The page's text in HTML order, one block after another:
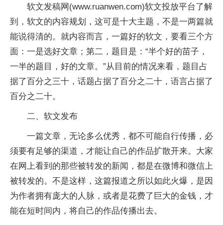
软文发稿网(www.ruanwen.com)软文投放平台了解
到，软文的内容规划，这可是十大主题，不是一两篇就
能说得清的。就内容而言，一篇好的软文，要看三个方
面：一是选好文章；第二，题目是：“半个好的苗子，
一半的题目，好的文章。”从目前的情况来看，题目占
据了百分之三十，话题占据了百分之二十，语言占据了
百分之二十。
二、软文发布
一篇文章，无论多么优秀，都不可能自行传播，必
须要有足够的渠道，才能让自己的作品扩散开来。大家
在网上看到的那些被转发的新闻，都是在微博和微信上
被转发的。不是这样，这篇报道之所以如此火爆，是因
为作者拥有庞大的人脉，或者是花费了巨大的金钱，才
能在短时间内，将自己的作品传播出去。